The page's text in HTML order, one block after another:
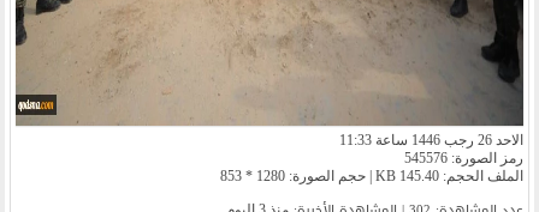
الاحد 26 رجب 1446 ساعة 11:33
رمز الصورة: 545576
الملف الحجم: 145.40 KB | حجم الصورة: 1280 * 853